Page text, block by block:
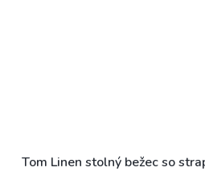
Tom Linen stolný bežec so